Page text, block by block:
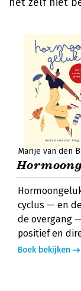
Marije van den
cyclus — en
de overgang
positief en
Boek bekijken